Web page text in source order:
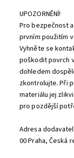
UPOZORNĚNÍ!
Pro bezpečnost
prvním použitím
Vyhněte se
poškodit povrch
dohledem
zkontrolujte. Při
materiálu jej
pro pozdější
Adresa
00 Praha, Česká